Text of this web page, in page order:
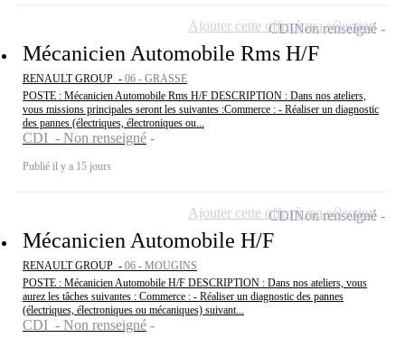
Mécanicien Automobile Rms H/F
RENAULT GROUP - 06 - GRASSE
POSTE : Mécanicien Automobile Rms H/F DESCRIPTION : Dans nos ateliers,
vous missions principales seront les suivantes :Commerce : - Réaliser un diagnostic
des pannes (électriques, électroniques ou...
CDI - Non renseigné
Publié il y a 15 jours
CDINon renseigné
Ajouter cette offre à ma sélection
Mécanicien Automobile H/F
RENAULT GROUP - 06 - MOUGINS
POSTE : Mécanicien Automobile H/F DESCRIPTION : Dans nos ateliers, vous
aurez les tâches suivantes : Commerce : - Réaliser un diagnostic des pannes
(électriques, électroniques ou mécaniques) suivant...
CDI - Non renseigné
CDINon renseigné
Ajouter cette offre à ma sélection